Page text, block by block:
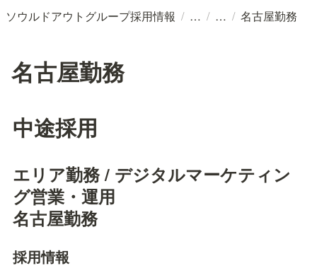
ソウルドアウトグループ採用情報 / / / 名古屋勤務
名古屋勤務
中途採用
エリア勤務 / デジタルマーケティン
グ営業・運用
名古屋勤務
採用情報